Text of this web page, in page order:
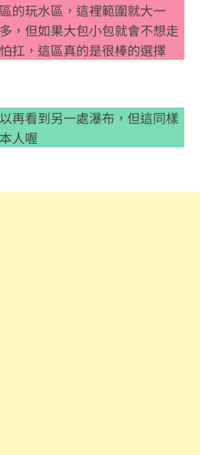
的玩水區，這裡範圍就大一
，但如果大包小包就會不想走
扛，這區真的是很棒的選擇
再看到另一處瀑布，但這同樣
人喔